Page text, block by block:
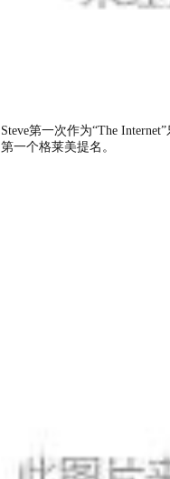
Steve第一次作为“The
第一个格莱美提名。